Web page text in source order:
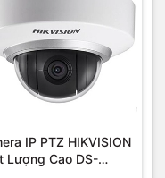
IP PTZ HIKVISION
Lượng Cao DS-